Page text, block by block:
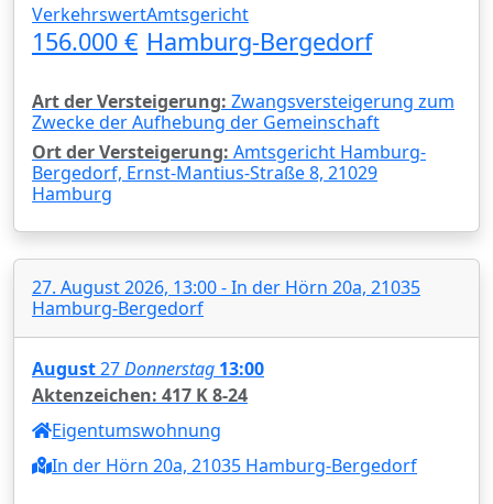
Verkehrswert
156.000 €
Amtsgericht
Hamburg-Bergedorf
Art der Versteigerung: Zwangsversteigerung zum
Zwecke der Aufhebung der Gemeinschaft
Ort der Versteigerung: Amtsgericht Hamburg-
Bergedorf, Ernst-Mantius-Straße 8, 21029
Hamburg
27. August 2026, 13:00 - In der Hörn 20a, 21035
Hamburg-Bergedorf
August27Donnerstag 13:00
Aktenzeichen: 417 K 8-24
Eigentumswohnung
In der Hörn 20a, 21035 Hamburg-Bergedorf